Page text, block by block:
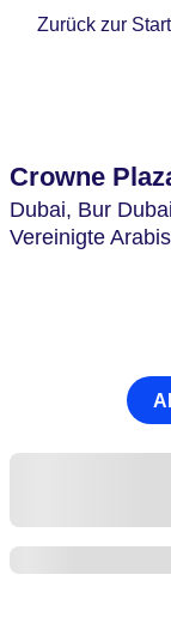
Zurück zur
Crowne
Dubai, Bur
Vereinigte